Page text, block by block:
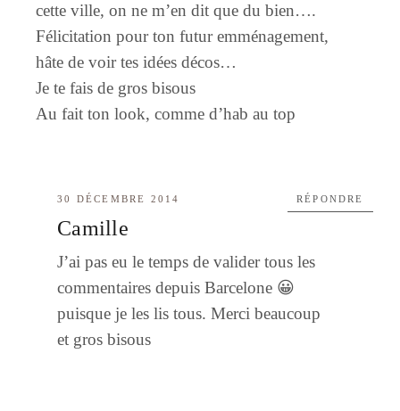
cette ville, on ne m’en dit que du bien….
Félicitation pour ton futur emménagement,
hâte de voir tes idées décos…
Je te fais de gros bisous
Au fait ton look, comme d’hab au top
30 DÉCEMBRE 2014
Camille
J’ai pas eu le temps de valider tous les
commentaires depuis Barcelone 😀
puisque je les lis tous. Merci beaucoup
et gros bisous
RÉPONDRE